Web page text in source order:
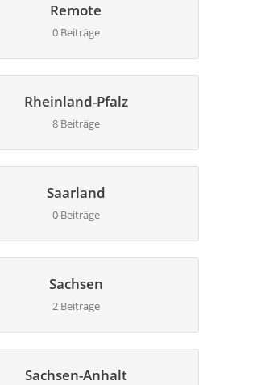
Remote
0 Beiträge
Rheinland-Pfalz
8 Beiträge
Saarland
0 Beiträge
Sachsen
2 Beiträge
Sachsen-Anhalt